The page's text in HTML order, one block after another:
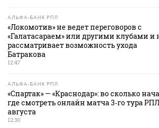
АЛЬФА-БАНК РПЛ
«Локомотив» не ведет переговоров с
«Галатасараем» или другими клубами и
рассматривает возможность ухода
Батракова
12:47
АЛЬФА-БАНК РПЛ
«Спартак» — «Краснодар»: во сколько
где смотреть онлайн матча 3‑го тура
августа
12:30